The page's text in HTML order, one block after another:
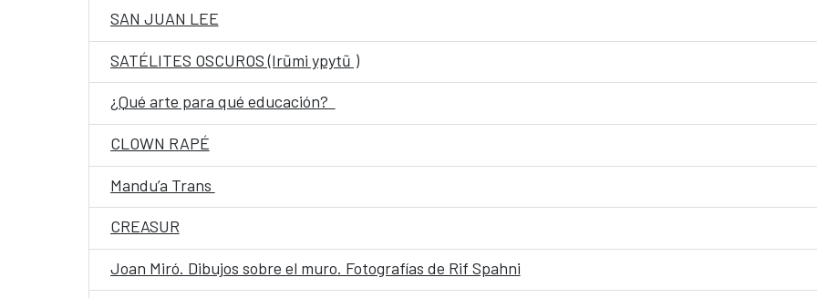
SAN JUAN LEE
SATÉLITES OSCUROS (Irũmi ypytũ )
¿Qué arte para qué educación?
CLOWN RAPÉ
Mandu’a Trans
CREASUR
Joan Miró. Dibujos sobre el muro. Fotografías de Rif Spahni